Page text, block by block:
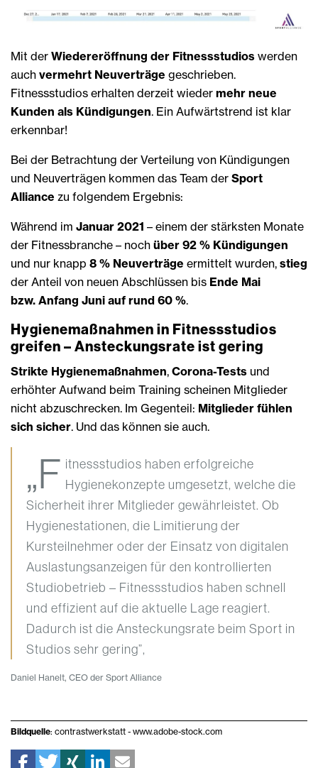
Mit der Wiedereröffnung der Fitnessstudios werden
auch vermehrt Neuverträge geschrieben.
Fitnessstudios erhalten derzeit wieder mehr neue
Kunden als Kündigungen. Ein Aufwärtstrend ist klar
erkennbar!
Bei der Betrachtung der Verteilung von Kündigungen
und Neuverträgen kommen das Team der Sport
Alliance zu folgendem Ergebnis:
Während im Januar 2021 – einem der stärksten Monate
der Fitnessbranche – noch über 92 % Kündigungen
und nur knapp 8 % Neuverträge ermittelt wurden, stieg
der Anteil von neuen Abschlüssen bis Ende Mai
bzw. Anfang Juni auf rund 60 %.
Hygienemaßnahmen in Fitnessstudios
greifen – Ansteckungsrate ist gering
Strikte Hygienemaßnahmen, Corona-Tests und
erhöhter Aufwand beim Training scheinen Mitglieder
nicht abzuschrecken. Im Gegenteil: Mitglieder fühlen
sich sicher. Und das können sie auch.
„F itnessstudios haben erfolgreiche
Hygienekonzepte umgesetzt, welche die
Sicherheit ihrer Mitglieder gewährleistet. Ob
Hygienestationen, die Limitierung der
Kursteilnehmer oder der Einsatz von digitalen
Auslastungsanzeigen für den kontrollierten
Studiobetrieb – Fitnessstudios haben schnell
und effizient auf die aktuelle Lage reagiert.
Dadurch ist die Ansteckungsrate beim Sport in
Studios sehr gering”,
Daniel Hanelt, CEO der Sport Alliance
Bildquelle: contrastwerkstatt - www.adobe-stock.com